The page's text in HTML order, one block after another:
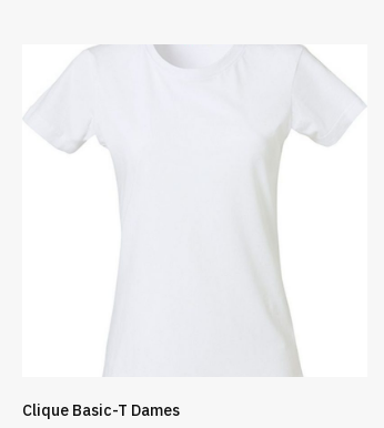
Clique Basic-T Dames